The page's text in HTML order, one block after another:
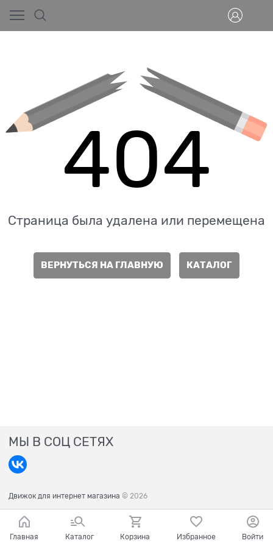
404
Страница была удалена или перемещена
ВЕРНУТЬСЯ НА ГЛАВНУЮ КАТАЛОГ
МЫ В СОЦ СЕТЯХ
Движок для интернет магазина © 2026
Главная Каталог Корзина Избранное Войти